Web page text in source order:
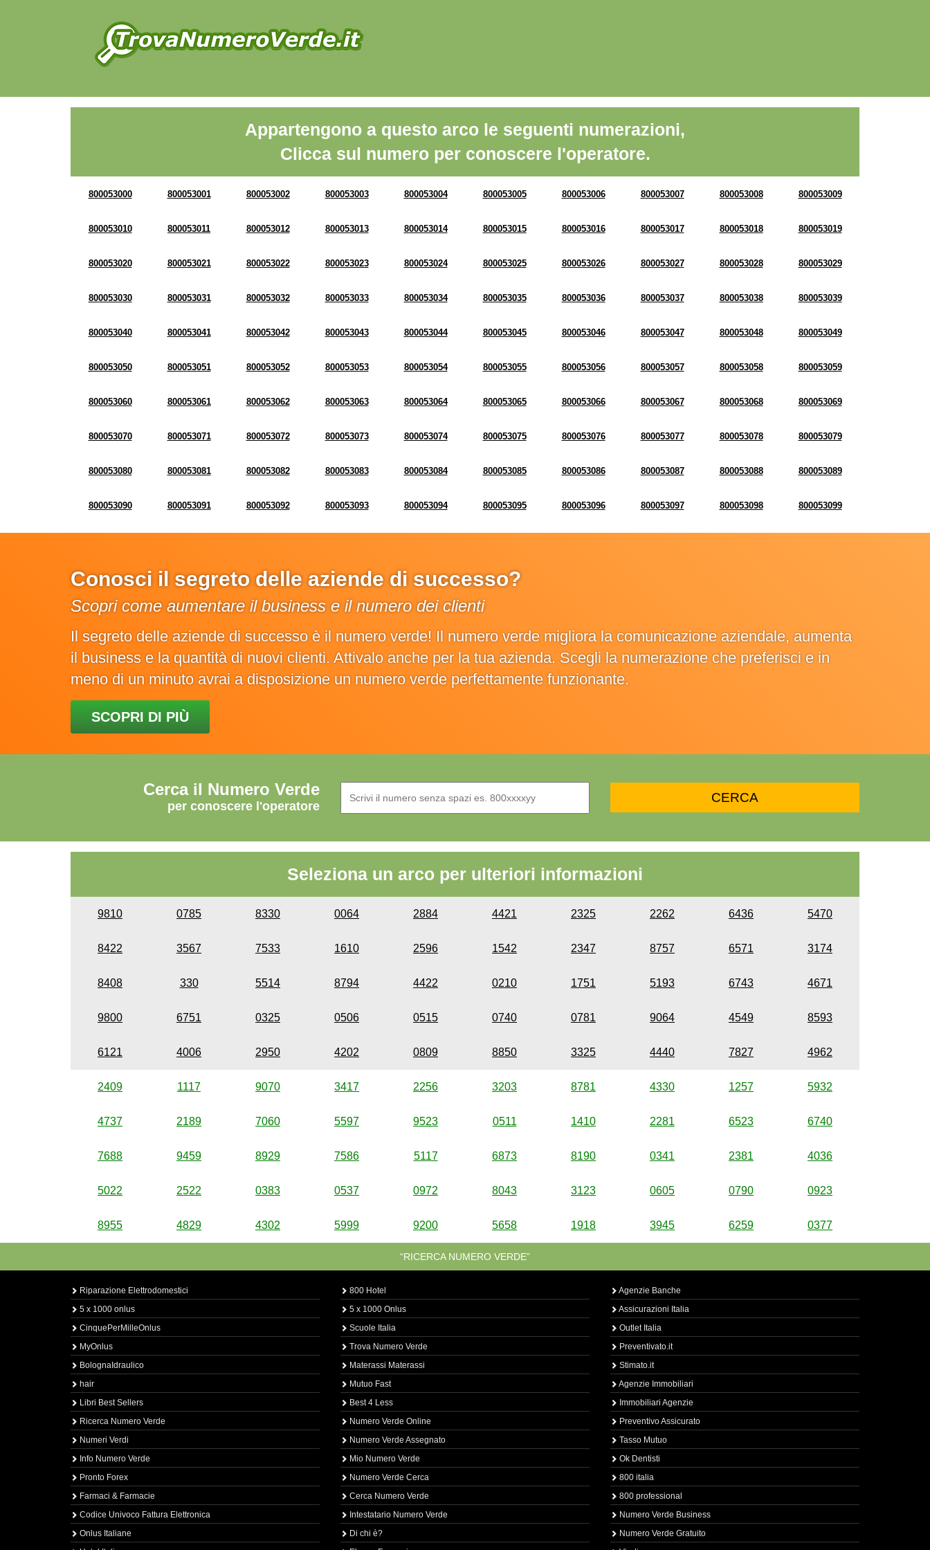
Appartengono a questo arco le seguenti numerazioni,
Clicca sul numero per conoscere l'operatore.
800053000 800053001 800053002 800053003 800053004 800053005 800053006 800053007 800053008 800053009
800053010 800053011 800053012 800053013 800053014 800053015 800053016 800053017 800053018 800053019
800053020 800053021 800053022 800053023 800053024 800053025 800053026 800053027 800053028 800053029
800053030 800053031 800053032 800053033 800053034 800053035 800053036 800053037 800053038 800053039
800053040 800053041 800053042 800053043 800053044 800053045 800053046 800053047 800053048 800053049
800053050 800053051 800053052 800053053 800053054 800053055 800053056 800053057 800053058 800053059
800053060 800053061 800053062 800053063 800053064 800053065 800053066 800053067 800053068 800053069
800053070 800053071 800053072 800053073 800053074 800053075 800053076 800053077 800053078 800053079
800053080 800053081 800053082 800053083 800053084 800053085 800053086 800053087 800053088 800053089
800053090 800053091 800053092 800053093 800053094 800053095 800053096 800053097 800053098 800053099
Conosci il segreto delle aziende di successo?
Scopri come aumentare il business e il numero dei clienti
Il segreto delle aziende di successo è il numero verde! Il numero verde migliora la comunicazione aziendale, aumenta
il business e la quantità di nuovi clienti. Attivalo anche per la tua azienda. Scegli la numerazione che preferisci e in
meno di un minuto avrai a disposizione un numero verde perfettamente funzionante.
SCOPRI DI PIÙ
Cerca il Numero Verde
per conoscere l'operatore
Seleziona un arco per ulteriori informazioni
9810 0785 8330 0064 2884 4421 2325 2262 6436 5470
8422 3567 7533 1610 2596 1542 2347 8757 6571 3174
8408 330 5514 8794 4422 0210 1751 5193 6743 4671
9800 6751 0325 0506 0515 0740 0781 9064 4549 8593
6121 4006 2950 4202 0809 8850 3325 4440 7827 4962
2409 1117 9070 3417 2256 3203 8781 4330 1257 5932
4737 2189 7060 5597 9523 0511 1410 2281 6523 6740
7688 9459 8929 7586 5117 6873 8190 0341 2381 4036
5022 2522 0383 0537 0972 8043 3123 0605 0790 0923
8955 4829 4302 5999 9200 5658 1918 3945 6259 0377
“RICERCA NUMERO VERDE”
Riparazione Elettrodomestici
5 x 1000 onlus
CinquePerMilleOnlus
MyOnlus
BolognaIdraulico
hair
Libri Best Sellers
Ricerca Numero Verde
Numeri Verdi
Info Numero Verde
Pronto Forex
Farmaci & Farmacie
Codice Univoco Fattura Elettronica
Onlus Italiane
800 Hotel
5 x 1000 Onlus
Scuole Italia
Trova Numero Verde
Materassi Materassi
Mutuo Fast
Best 4 Less
Numero Verde Online
Numero Verde Assegnato
Mio Numero Verde
Numero Verde Cerca
Cerca Numero Verde
Intestatario Numero Verde
Di chi è?
Agenzie Banche
Assicurazioni Italia
Outlet Italia
Preventivato.it
Stimato.it
Agenzie Immobiliari
Immobiliari Agenzie
Preventivo Assicurato
Tasso Mutuo
Ok Dentisti
800 italia
800 professional
Numero Verde Business
Numero Verde Gratuito